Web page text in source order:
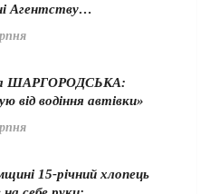
Агентству…
ШАРГОРОДСЬКА:
від водіння автівки»
15-річний хлопець